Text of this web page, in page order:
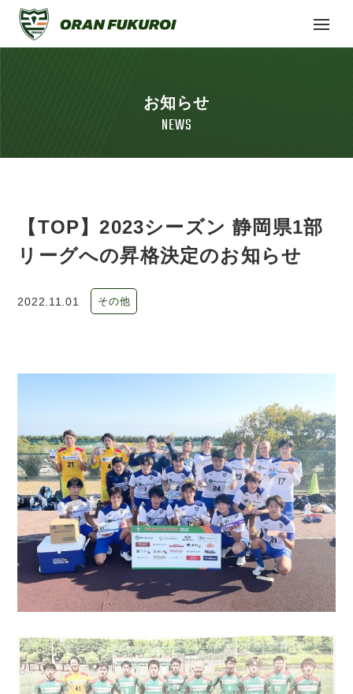
お知らせ
NEWS
【TOP】2023シーズン 静岡県1部
リーグへの昇格決定のお知らせ
2022.11.01 その他